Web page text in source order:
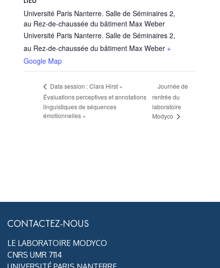
Université Paris Nanterre. Salle de Séminaires 2,
au Rez-de-chaussée du bâtiment Max Weber
Université Paris Nanterre. Salle de Séminaires 2,
au Rez-de-chaussée du bâtiment Max Weber +
Google Map
Data session : Clara Hirst «
Évaluations perceptives et annotations
linguistiques de séquences
émotionnelles »
Journée de
rentrée du
laboratoire
Modyco
CONTACTEZ-NOUS
LE LABORATOIRE MODYCO
CNRS UMR 7114